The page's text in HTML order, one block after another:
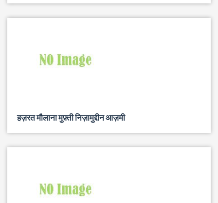
हज़रत मौलाना मुफ़्ती निज़ामुद्दीन आज़मी